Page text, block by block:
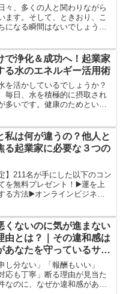
々、多くの人と関わりながら
ます。そして、ときおり、こ
になる瞬間はないでしょう
て、足を引っ張られているよ
する」「この半年、なぜか自
い気がする・・・」そのよう
たときは、一度立ち止まっ
自身のエネルギー状態を振り
ください。
で浄化＆成功へ！起業家
る水のエネルギー活用術
を活かしているでしょうか？​​
毎日、水を積極的に摂取され
多いです。​​健康のためという
す。​​つまり、水のエネルギー
思考や感情に大きな影響を与
いうことです。​​特にネガティ
陥ったとき、水を活用するこ
促され、波動を整えることが
今回はスピリチュアル的に水
ーを活かす方法をお伝えしま
私は何が違うの？他人と
る起業家に必要な３つの
】211名が手にした以下のコン
を無料プレゼント！​▶️運を上
る方法▶️オンラインビジネス
モールビジネスで役立つWEB
くないのに気が進まない
由とは？｜その違和感は
あなたを守っているサイ
し分ない」「報酬もいい」
応も丁寧」断る理由が見当た
なのに、なぜか違和感があ